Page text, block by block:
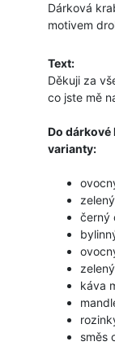
Dárková
motivem
Text:
Děkuji za
co jste mě
Do
varianty:
černý
káva
směs